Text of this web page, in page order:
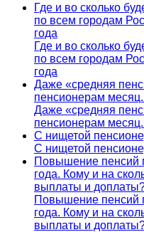
Где и во сколько
по всем городам
года
Где и во сколько
по всем городам
года
Даже «средняя
пенсионерам
Даже «средняя
пенсионерам
С нищетой
С нищетой
Повышение пенсий
года. Кому и на
выплаты и
Повышение пенсий
года. Кому и на
выплаты и